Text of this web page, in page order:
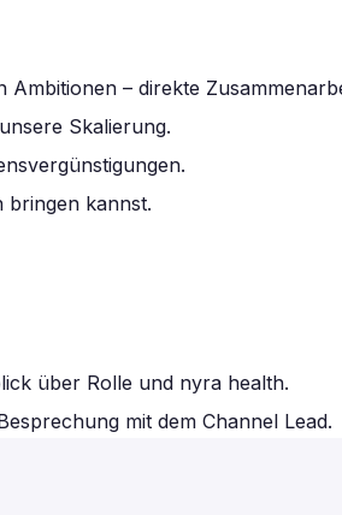
– direkte
Skalierung.
bringen kannst.
über Rolle und nyra health.
mit dem Channel Lead.